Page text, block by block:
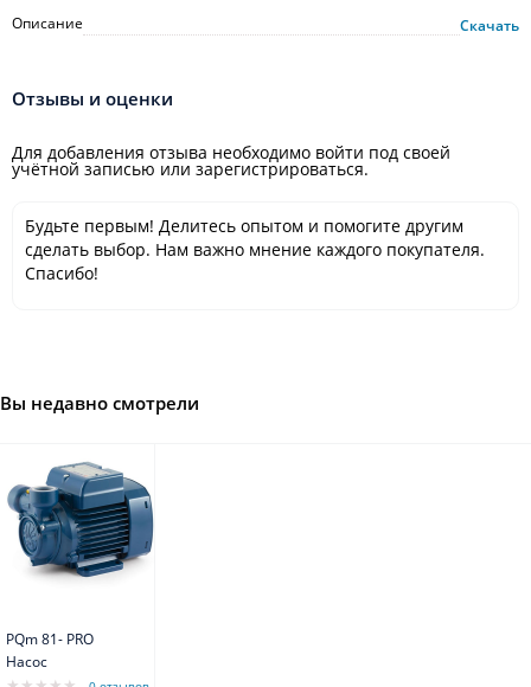
Описание
Скачать
Отзывы и оценки
Для добавления отзыва необходимо войти под своей
учётной записью или зарегистрироваться.
Будьте первым! Делитесь опытом и помогите другим
сделать выбор. Нам важно мнение каждого покупателя.
Спасибо!
Вы недавно смотрели
PQm 81- PRO
Насос